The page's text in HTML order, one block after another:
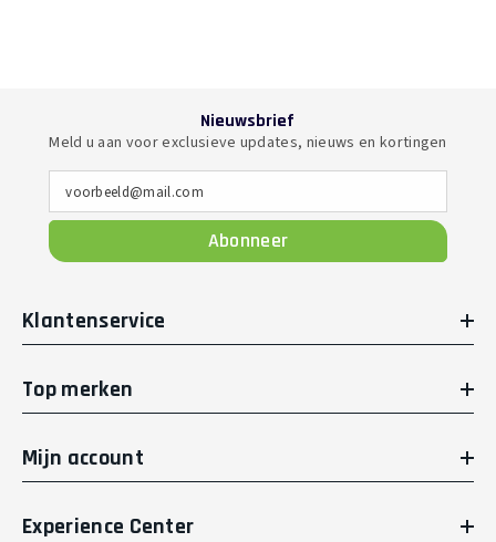
Nieuwsbrief
Meld u aan voor exclusieve updates, nieuws en kortingen
voorbeeld@mail.com
Abonneer
Klantenservice
Top merken
Mijn account
Experience Center